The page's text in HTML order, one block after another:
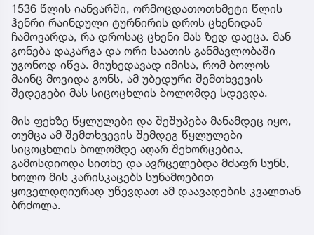
1536 წლის იანვარში, ორმოცდათოთხმეტი წლის
ჰენრი რაინდული ტურნირის დროს ცხენიდან
ჩამოვარდა, რა დროსაც ცხენი მას ზედ დაეცა. მან
გონება დაკარგა და ორი საათის განმავლობაში
უგონოდ იწვა. მიუხედავად იმისა, რომ ბოლოს
მაინც მოვიდა გონს, ამ უბედური შემთხვევის
შედეგები მას სიცოცხლის ბოლომდე სდევდა.
მის ფეხზე წყლულები და შეშუპება მანამდეც იყო,
თუმცა ამ შემთხვევის შემდეგ წყლულები
სიცოცხლის ბოლომდე აღარ შეხორცებია,
გამოსდიოდა სითხე და ავრცელებდა მძაფრ სუნს,
ხოლო მის კარისკაცებს სუნამოებით
ყოველდღიურად უწევდათ ამ დაავადების კვალთან
ბრძოლა.